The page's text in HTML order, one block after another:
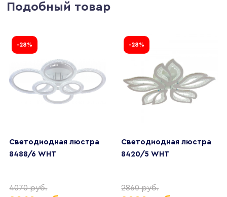
Подобный товар
Светодиодная люстра
8488/6 WHT
-28%
4070 руб.
Светодиодная люстра
8420/5 WHT
-28%
2860 руб.